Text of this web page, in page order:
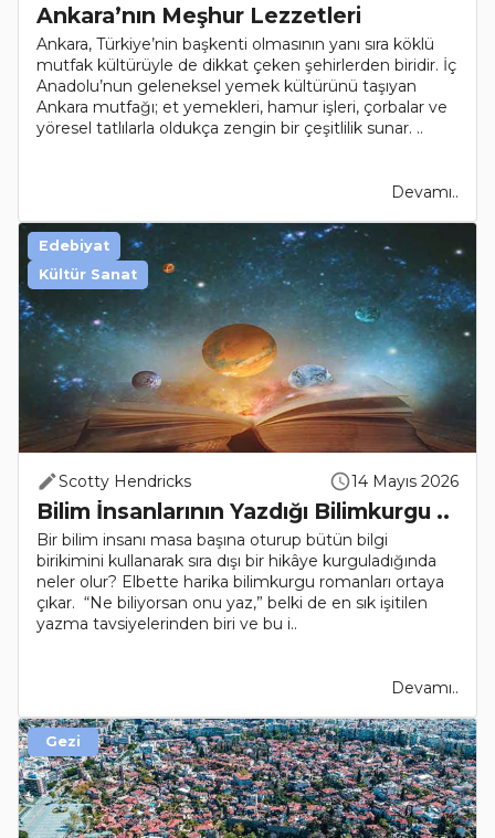
Ankara’nın Meşhur Lezzetleri
Ankara, Türkiye’nin başkenti olmasının yanı sıra köklü
mutfak kültürüyle de dikkat çeken şehirlerden biridir. İç
Anadolu’nun geleneksel yemek kültürünü taşıyan
Ankara mutfağı; et yemekleri, hamur işleri, çorbalar ve
yöresel tatlılarla oldukça zengin bir çeşitlilik sunar. ..
Devamı..
Scotty Hendricks 14 Mayıs 2026
Bilim İnsanlarının Yazdığı Bilimkurgu ..
Bir bilim insanı masa başına oturup bütün bilgi
birikimini kullanarak sıra dışı bir hikâye kurguladığında
neler olur? Elbette harika bilimkurgu romanları ortaya
çıkar. “Ne biliyorsan onu yaz,” belki de en sık işitilen
yazma tavsiyelerinden biri ve bu i..
Devamı..
Edebiyat
Kültür Sanat
Gezi